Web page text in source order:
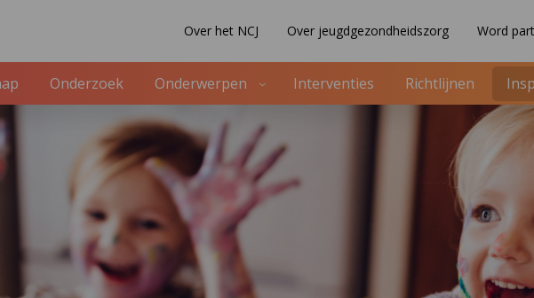
Over het NCJ Over jeugdgezondheidszorg Word
Onderzoek Onderwerpen Interventies Richtlijnen